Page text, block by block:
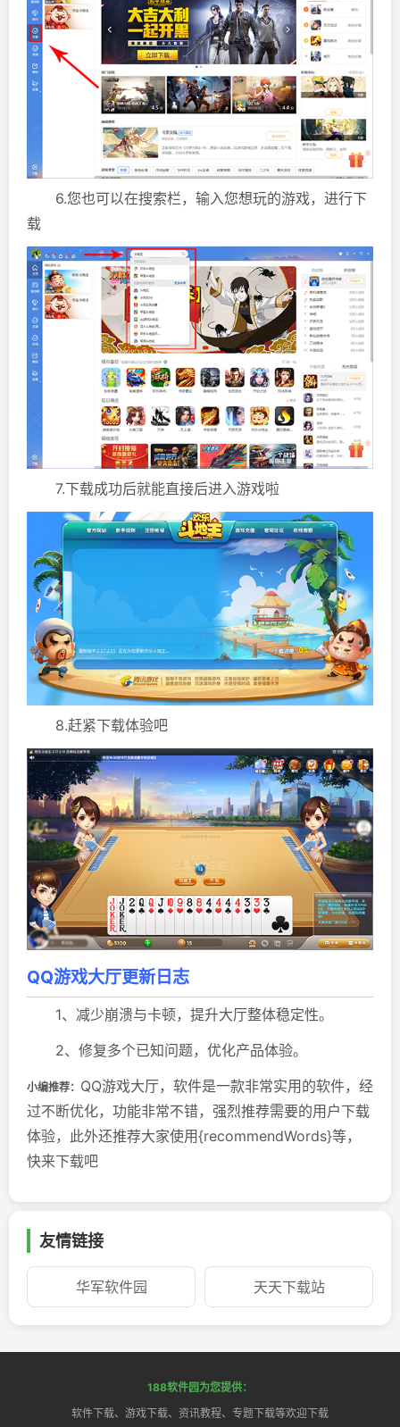
6.您也可以在搜索栏，输入您想玩的游戏，进行下
载
7.下载成功后就能直接后进入游戏啦
8.赶紧下载体验吧
QQ游戏大厅更新日志
1、减少崩溃与卡顿，提升大厅整体稳定性。
2、修复多个已知问题，优化产品体验。
小编推荐： QQ游戏大厅，软件是一款非常实用的软件，经
过不断优化，功能非常不错，强烈推荐需要的用户下载
体验，此外还推荐大家使用{recommendWords}等，
快来下载吧
友情链接
华军软件园 天天下载站
188软件园为您提供：
软件下载、游戏下载、资讯教程、专题下载等欢迎下载